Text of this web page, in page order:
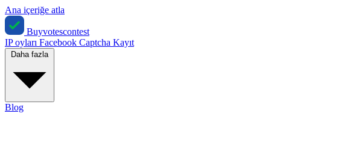
Ana içeriğe atla
Buyvotescontest
IP oyları Facebook Captcha Kayıt
Daha fazla
Blog